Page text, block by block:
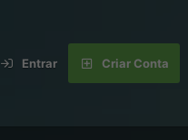
Entrar Criar Conta